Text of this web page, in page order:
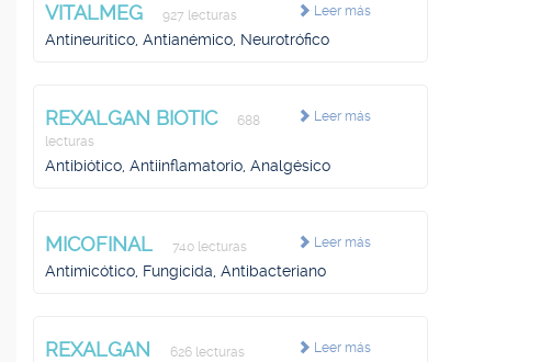
Leer más
VITALMEG 927 lecturas
Antineurítico, Antianémico, Neurotrófico
Leer más
REXALGAN BIOTIC
688
lecturas
Antibiótico, Antiinflamatorio, Analgésico
Leer más
MICOFINAL 740 lecturas
Antimicótico, Fungicida, Antibacteriano
Leer más
REXALGAN 626 lecturas